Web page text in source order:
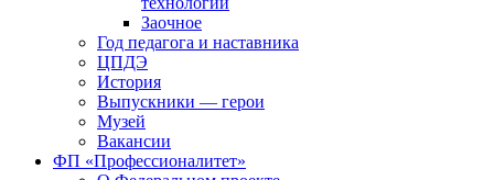
Заочное
Год педагога и наставника
ЦПДЭ
История
Выпускники — герои
Музей
Вакансии
ФП «Профессионалитет»